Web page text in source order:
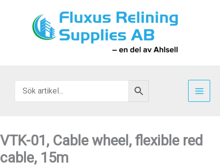
VTK-01, Cable wheel, flexible red
cable, 15m